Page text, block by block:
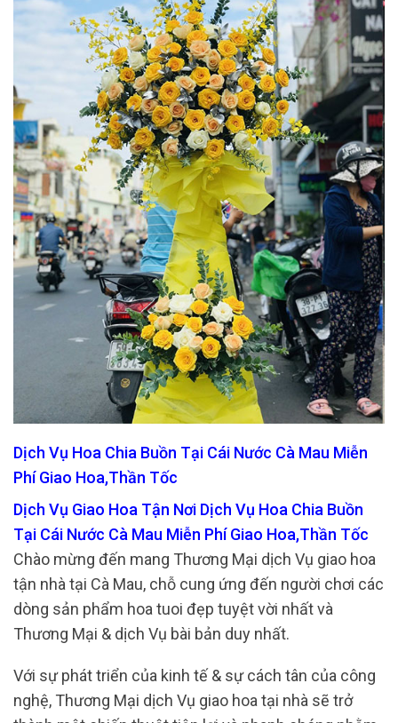
Dịch Vụ Hoa Chia Buồn Tại Cái Nước Cà Mau Miễn
Phí Giao Hoa,Thần Tốc
Dịch Vụ Giao Hoa Tận Nơi Dịch Vụ Hoa Chia Buồn
Tại Cái Nước Cà Mau Miễn Phí Giao Hoa,Thần Tốc
Chào mừng đến mang Thương Mại dịch Vụ giao hoa
tận nhà tại Cà Mau, chỗ cung ứng đến người chơi các
dòng sản phẩm hoa tuoi đẹp tuyệt vời nhất và
Thương Mại & dịch Vụ bài bản duy nhất.
Với sự phát triển của kinh tế & sự cách tân của công
nghệ, Thương Mại dịch Vụ giao hoa tại nhà sẽ trở